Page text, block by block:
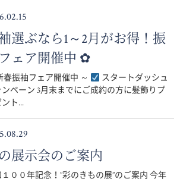
選ぶなら1～2月がお得！振
ェア開催中 ✿
春振袖フェア開催中 ～
スタートダッシュ
ンペーン 3月末までにご成約の方に髪飾りプ
ント...
展示会のご案内
００年記念！”彩のきもの展”のご案内 今年